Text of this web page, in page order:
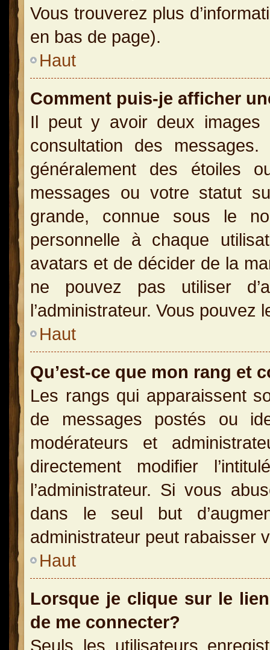
Vous trouverez plus
en bas de page).
Haut
Comment puis-je afficher
Il peut y avoir deux images
consultation des
généralement des étoiles
messages ou votre statut
grande, connue sous le
personnelle à chaque
avatars et de décider de la
ne pouvez pas utiliser
l’administrateur. Vous
Haut
Qu’est-ce que mon rang et
Les rangs qui apparaissent
de messages postés ou
modérateurs et
directement modifier
l’administrateur. Si vous
dans le seul but
administrateur peut rabaisser
Haut
Lorsque je clique sur le
de me connecter?
Seuls les utilisateurs